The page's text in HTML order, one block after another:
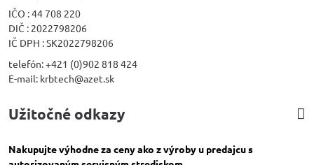
IČO : 44 708 220
DIČ : 2022798206
IČ DPH : SK2022798206
telefón: +421 (0)902 818 424
E-mail: krbtech@azet.sk
Užitočné odkazy
Nakupujte výhodne za ceny ako z výroby u predajcu s